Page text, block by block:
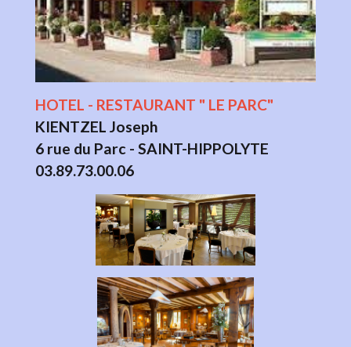
HOTEL - RESTAURANT " LE PARC"
KIENTZEL Joseph
6 rue du Parc - SAINT-HIPPOLYTE
03.89.73.00.06